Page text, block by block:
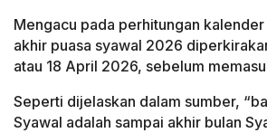
Mengacu pada perhitungan
akhir puasa syawal 2026
atau 18 April 2026, sebelum
Seperti dijelaskan dalam sumber,
Syawal adalah sampai akhir bulan